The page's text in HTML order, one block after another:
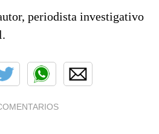
periodista investigativo